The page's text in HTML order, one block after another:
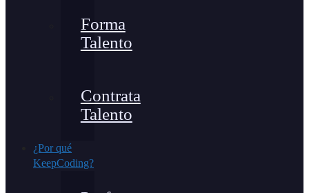
Forma
Talento
Contrata
Talento
¿Por qué
KeepCoding?